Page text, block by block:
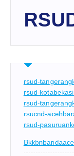
rsud-
rsud-
rsud-
rsucnd-
rsud-